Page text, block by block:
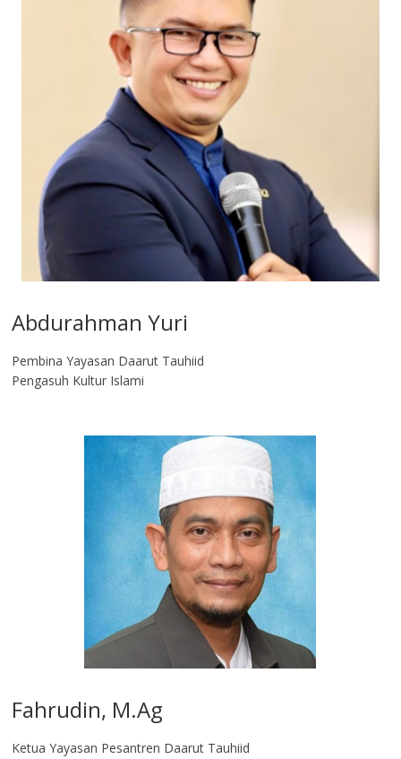
Abdurahman Yuri
Pembina Yayasan Daarut Tauhiid
Pengasuh Kultur Islami
Fahrudin, M.Ag​
Ketua Yayasan Pesantren Daarut Tauhiid